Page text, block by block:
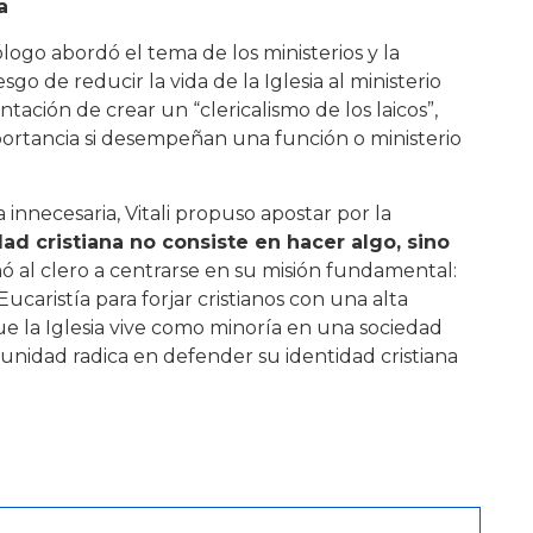
abordó el tema de los ministerios y la
de reducir la vida de la Iglesia al ministerio
de crear un “clericalismo de los laicos”,
si desempeñan una función o ministerio
Vitali propuso apostar por la
cristiana no consiste en hacer algo, sino
al clero a centrarse en su misión fundamental:
para forjar cristianos con una alta
la Iglesia vive como minoría en una sociedad
radica en defender su identidad cristiana